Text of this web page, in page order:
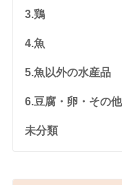
3.鶏
4.魚
5.魚以外の水産品
6.豆腐・卵・その他
未分類